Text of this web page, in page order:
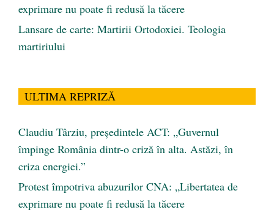
exprimare nu poate fi redusă la tăcere
Lansare de carte: Martirii Ortodoxiei. Teologia
martiriului
ULTIMA REPRIZĂ
Claudiu Târziu, președintele ACT: „Guvernul
împinge România dintr-o criză în alta. Astăzi, în
criza energiei.”
Protest împotriva abuzurilor CNA: „Libertatea de
exprimare nu poate fi redusă la tăcere